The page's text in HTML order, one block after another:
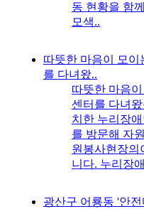
동 현황을 함
모색..
따뜻한 마음이 모이
를 다녀왔..
따뜻한 마음
센터를 다녀
치한 누리장
를 방문해 자
원봉사현장의
니다. 누리장
광산구 어룡동 '안